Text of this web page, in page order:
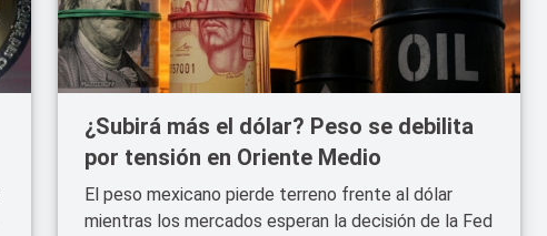
¿Subirá más el dólar? Peso se debilita
por tensión en Oriente Medio
El peso mexicano pierde terreno frente al dólar
mientras los mercados esperan la decisión de la Fed